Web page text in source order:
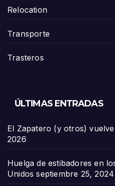
Relocation
Transporte
Trasteros
ÚLTIMAS ENTRADAS
El Zapatero (y otros)
2026
Huelga de estibadores en
Unidos septiembre 25, 2024